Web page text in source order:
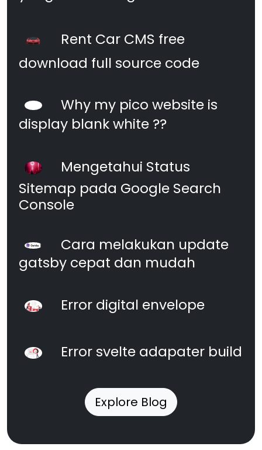
Rent Car CMS free
download full source code
Why my pico website is
display blank white ??
Mengetahui Status
Sitemap pada Google Search
Console
Cara melakukan update
gatsby cepat dan mudah
Error digital envelope
Error svelte adapater build
Explore Blog